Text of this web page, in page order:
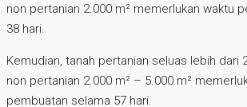
non pertanian 2.000 m² memerlukan waktu
38 hari.
Kemudian, tanah pertanian seluas lebih dari
non pertanian 2.000 m² – 5.000 m²
pembuatan selama 57 hari.